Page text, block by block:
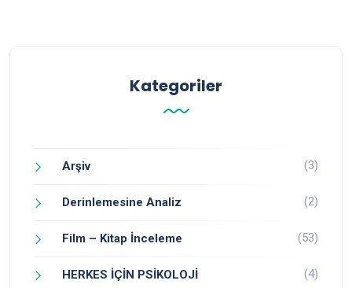
Kategoriler
Arşiv (3)
Derinlemesine Analiz (2)
Film – Kitap İnceleme (53)
HERKES İÇİN PSİKOLOJİ (4)